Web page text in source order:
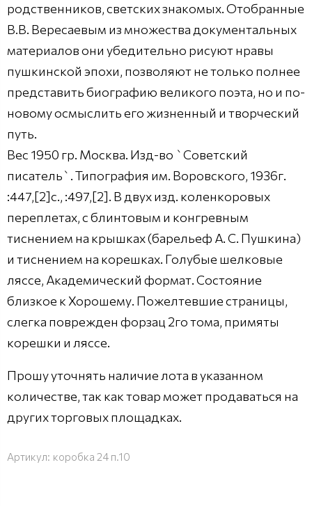
родственников, светских знакомых. Отобранные
В.В. Вересаевым из множества документальных
материалов они убедительно рисуют нравы
пушкинской эпохи, позволяют не только полнее
представить биографию великого поэта, но и по-
новому осмыслить его жизненный и творческий
путь.
Вес 1950 гр. Москва. Изд-во `Советский
писатель`. Типография им. Воровского, 1936г.
:447,[2]с., :497,[2]. В двух изд. коленкоровых
переплетах, с блинтовым и конгревным
тиснением на крышках (барельеф А. С. Пушкина)
и тиснением на корешках. Голубые шелковые
ляссе, Академический формат. Состояние
близкое к Хорошему. Пожелтевшие страницы,
слегка поврежден форзац 2го тома, примяты
корешки и ляссе.
Прошу уточнять наличие лота в указанном
количестве, так как товар может продаваться на
других торговых площадках.
Артикул: коробка 24 п.10